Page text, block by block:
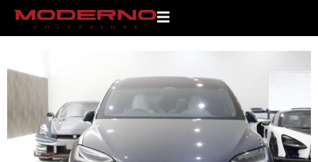
_MG_0336